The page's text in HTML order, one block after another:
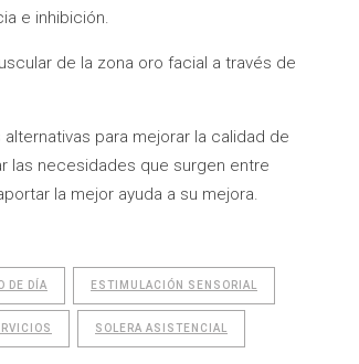
e inhibición.
de la zona oro facial a través de
para mejorar la calidad de
las necesidades que surgen entre
la mejor ayuda a su mejora.
DE DÍA ESTIMULACIÓN SENSORIAL
SOLERA ASISTENCIAL